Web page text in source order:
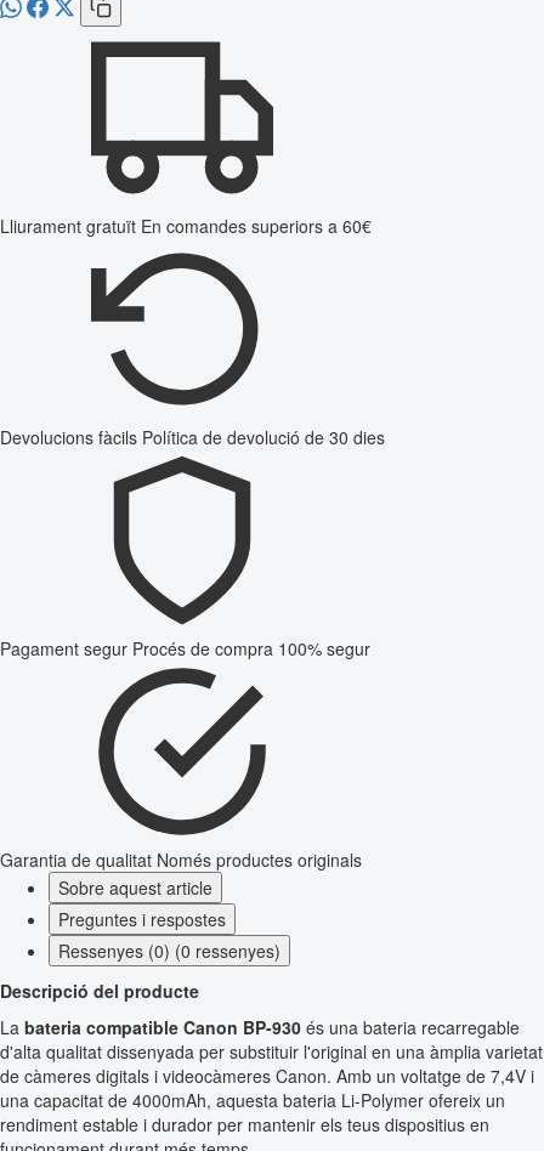
Lliurament gratuït En comandes superiors a 60€
Devolucions fàcils Política de devolució de 30 dies
Pagament segur Procés de compra 100% segur
Garantia de qualitat Només productes originals
Sobre aquest article
Preguntes i respostes
Ressenyes (0) (0 ressenyes)
Descripció del producte
La bateria compatible Canon BP-930 és una bateria recarregable
d'alta qualitat dissenyada per substituir l'original en una àmplia varietat
de càmeres digitals i videocàmeres Canon. Amb un voltatge de 7,4V i
una capacitat de 4000mAh, aquesta bateria Li-Polymer ofereix un
rendiment estable i durador per mantenir els teus dispositius en